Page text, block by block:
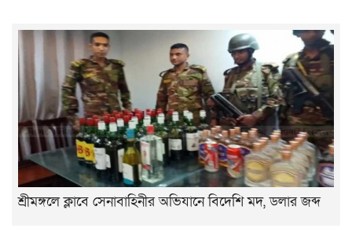
শ্রীমঙ্গলে ক্লাবে সেনাবাহিনীর অভিযানে বিদেশি মদ, ডলার জব্দ